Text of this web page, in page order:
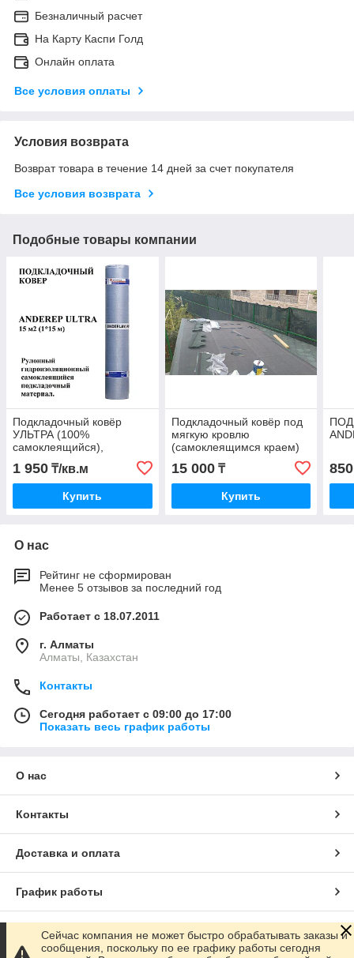
Безналичный расчет
На Карту Каспи Голд
Онлайн оплата
Все условия оплаты
Условия возврата
Возврат товара в течение 14 дней за счет покупателя
Все условия возврата
Подобные товары компании
Подкладочный ковёр
УЛЬТРА (100%
самоклеящийся),
сверхпрочный, основа
полиэстер
1 950 ₸/кв.м
Купить
Подкладочный ковёр под
мягкую кровлю
(самоклеящимся краем)
15 000₸
Купить
850
О нас
Рейтинг не сформирован
Менее 5 отзывов за последний год
Работает с 18.07.2011
г. Алматы
Алматы, Казахстан
Контакты
Сегодня работает с 09:00 до 17:00
Показать весь график работы
О нас
Контакты
Доставка и оплата
График работы
Полная версия сайта
Сейчас компания не может быстро обрабатывать заказы и
сообщения, поскольку по ее графику работы сегодня